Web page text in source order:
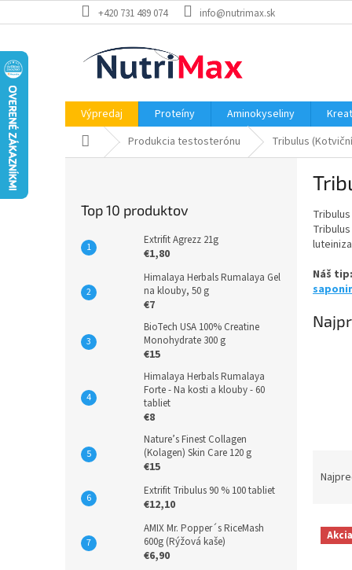
na
+420 731 489 074 info@nutrimax.sk
Výpredaj Proteíny Aminokyseliny
DomovProdukcia testosterónu Tribulus
Top 10 produktov
Extrifit Agrezz 21g
€1,80
Himalaya Herbals Rumalaya Gel
na klouby, 50 g
€7
BioTech USA 100% Creatine
Monohydrate 300 g
€15
Himalaya Herbals Rumalaya
Forte - Na kosti a klouby - 60
tabliet
€8
Nature’s Finest Collagen
(Kolagen) Skin Care 120 g
€15
Extrifit Tribulus 90 % 100 tabliet
€12,10
AMIX Mr. Popper´s RiceMash
600g (Rýžová kaše)
€6,90
Náš tip:
nV Akcia